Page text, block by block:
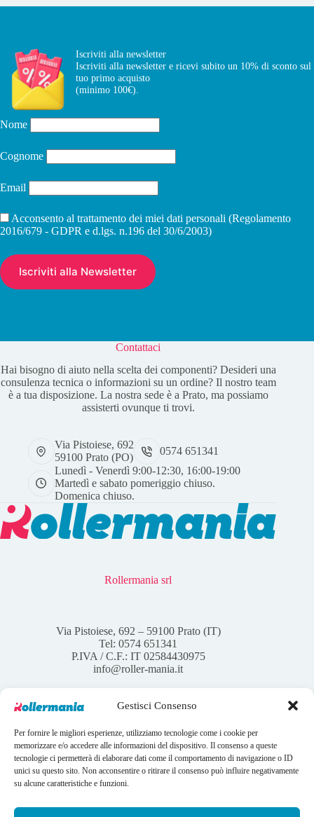
Gestisci Consenso
Per fornire le migliori esperienze, utilizziamo tecnologie come i cookie per
memorizzare e/o accedere alle informazioni del dispositivo. Il consenso a queste
tecnologie ci permetterà di elaborare dati come il comportamento di navigazione o ID
unici su questo sito. Non acconsentire o ritirare il consenso può influire negativamente
su alcune caratteristiche e funzioni.
Iscriviti alla newsletter
Iscriviti alla newsletter e ricevi subito un 10% di sconto sul
tuo primo acquisto
(minimo 100€).
Nome
Cognome
Email
Acconsento al trattamento dei miei dati personali (Regolamento
2016/679 - GDPR e d.lgs. n.196 del 30/6/2003)
Contattaci
Hai bisogno di aiuto nella scelta dei componenti? Desideri una
consulenza tecnica o informazioni su un ordine? Il nostro team
è a tua disposizione. La nostra sede è a Prato, ma possiamo
assisterti ovunque ti trovi.
Via Pistoiese, 692
59100 Prato (PO)
0574 651341
Lunedì - Venerdì 9:00-12:30, 16:00-19:00
Martedì e sabato pomeriggio chiuso.
Domenica chiuso.
Rollermania srl
Via Pistoiese, 692 – 59100 Prato (IT)
Tel: 0574 651341
P.IVA / C.F.: IT 02584430975
info@roller-mania.it
Account
Il mio account
I tuoi ordini